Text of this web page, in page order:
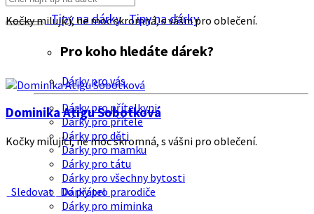
Tipy na dárkyTipy na dárky
Pro koho hledáte dárek?
Dárky pro vás
Dárky pro přítelkyni
Dárky pro přítele
Dárky pro děti
Dárky pro mamku
Dárky pro tátu
Dárky pro všechny bytosti
Dárky pro prarodiče
Dárky pro miminka
Kočky milující, ne moc skromná, s vášni pro oblečení.
Dominika Atigu Sobotková
Kočky milující, ne moc skromná, s vášni pro oblečení.
Sledovat Do přátel